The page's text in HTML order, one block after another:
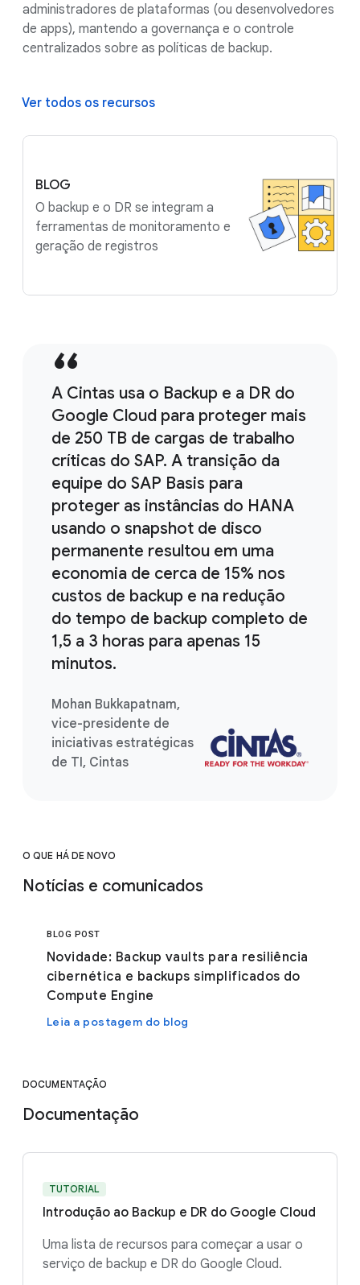
administradores de plataformas (ou desenvolvedores
de apps), mantendo a governança e o controle
centralizados sobre as políticas de backup.
Ver todos os recursos
BLOG
O backup e o DR se integram a
ferramentas de monitoramento e
geração de registros
A Cintas usa o Backup e a DR do
Google Cloud para proteger mais
de 250 TB de cargas de trabalho
críticas do SAP. A transição da
equipe do SAP Basis para
proteger as instâncias do HANA
usando o snapshot de disco
permanente resultou em uma
economia de cerca de 15% nos
custos de backup e na redução
do tempo de backup completo de
1,5 a 3 horas para apenas 15
minutos.
Mohan Bukkapatnam,
vice-presidente de
iniciativas estratégicas
de TI, Cintas
O QUE HÁ DE NOVO
Notícias e comunicados
BLOG POST
Novidade: Backup vaults para resiliência
cibernética e backups simplificados do
Compute Engine
Leia a postagem do blog
DOCUMENTAÇÃO
Documentação
TUTORIAL
Introdução ao Backup e DR do Google Cloud
Uma lista de recursos para começar a usar o
serviço de backup e DR do Google Cloud.